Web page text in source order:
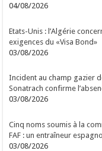
04/08/2026
Etats-Unis : l’Algérie
exigences du «Visa Bond»
03/08/2026
Incident au champ gazier
Sonatrach confirme
03/08/2026
Cinq noms soumis à la
FAF : un entraîneur
03/08/2026